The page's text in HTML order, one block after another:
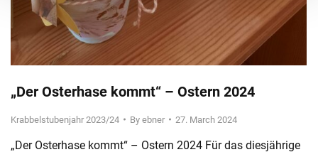
„Der Osterhase kommt“ – Ostern 2024
Krabbelstubenjahr 2023/24 By ebner 27. March 2024
„Der Osterhase kommt“ – Ostern 2024 Für das diesjährige